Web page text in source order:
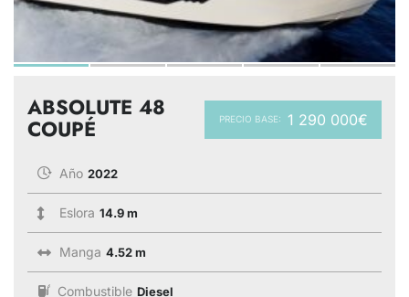
PRECIO BASE: 1 290 000€
ABSOLUTE 48
COUPÉ
Año 2022
Eslora 14.9 m
Manga 4.52 m
Combustible Diesel